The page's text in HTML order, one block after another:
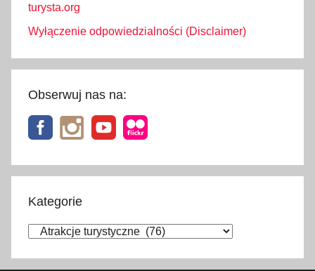
turysta.org
Wyłączenie odpowiedzialności (Disclaimer)
Obserwuj nas na:
Kategorie
Kategorie